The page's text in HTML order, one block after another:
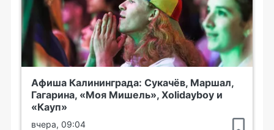
Афиша Калининграда: Сукачёв, Маршал,
Гагарина, «Моя Мишель», Xolidayboy и
«Кауп»
вчера, 09:04